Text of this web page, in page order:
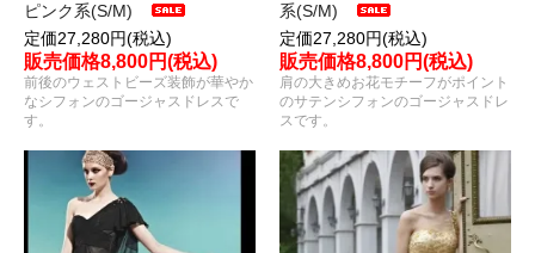
ピンク系(S/M)
定価27,280円(税込)
販売価格8,800円(税込)
前後のウェストビーズ装飾が華やか
なシフォンのゴージャスドレスで
す。
系(S/M)
定価27,280円(税込)
販売価格8,800円(税込)
肩の大きめお花モチーフがポイント
のサテンシフォンのゴージャスドレ
スです。